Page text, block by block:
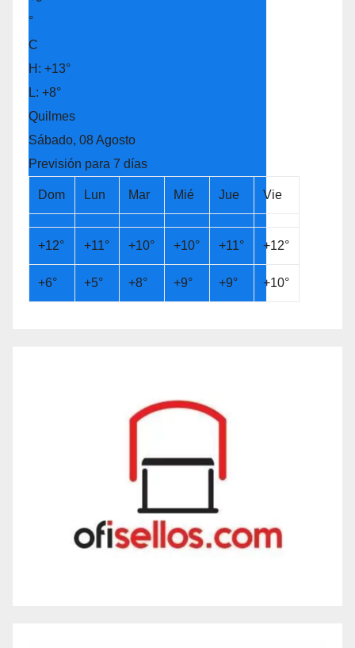
°
C
H: +13°
L: +8°
Quilmes
Sábado, 08 Agosto
Previsión para 7 días
Dom Lun Mar Mié Jue Vie
+12° +11° +10° +10° +11° +12°
+6° +5° +8° +9° +9° +10°